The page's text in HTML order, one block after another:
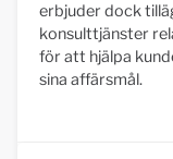
erbjuder dock
konsulttjänster
för att hjälpa
sina affärsmål.